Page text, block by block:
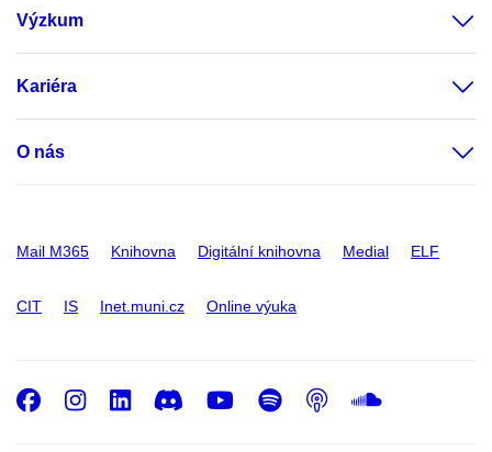
Výzkum
Kariéra
O nás
Mail M365 Knihovna Digitální knihovna Medial ELF
CIT IS Inet.muni.cz Online výuka
Facebook
Instagram
LinkedIn
DiscordYoutube
Spotify
Podcast